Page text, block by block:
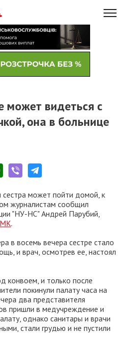
может видеться с
она в больнице
может пойти домой, к
журналистам сообщил
"НУ-НС" Андрей Парубий,
.
в восемь вечера сестре стало
и врач, осмотрев ее, настоял
конвоем, и только после
покинули палату часа на
два представителя
пришли в медучреждение и
однако санитары и врачи
стали грудью и не пустили